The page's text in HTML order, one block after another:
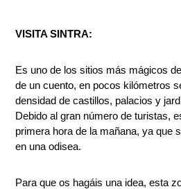
VISITA SINTRA:
Es uno de los sitios más mágicos
de un cuento, en pocos kilómetros
densidad de castillos, palacios y
Debido al gran número de turistas,
primera hora de la mañana, ya que
en una odisea.
Para que os hagáis una idea, esta